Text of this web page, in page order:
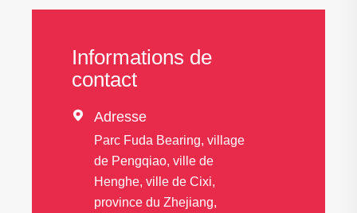
Informations de
contact
 Adresse
Parc Fuda Bearing, village
de Pengqiao, ville de
Henghe, ville de Cixi,
province du Zhejiang,